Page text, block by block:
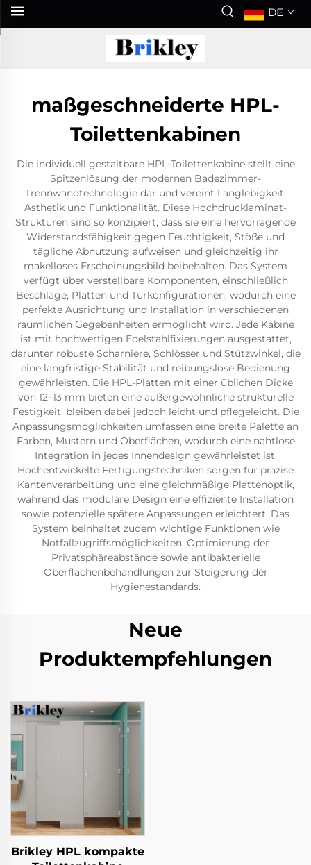
DE
maßgeschneiderte HPL-
Toilettenkabinen
Die individuell gestaltbare HPL-Toilettenkabine stellt eine
Spitzenlösung der modernen Badezimmer-
Trennwandtechnologie dar und vereint Langlebigkeit,
Ästhetik und Funktionalität. Diese Hochdrucklaminat-
Strukturen sind so konzipiert, dass sie eine hervorragende
Widerstandsfähigkeit gegen Feuchtigkeit, Stöße und
tägliche Abnutzung aufweisen und gleichzeitig ihr
makelloses Erscheinungsbild beibehalten. Das System
verfügt über verstellbare Komponenten, einschließlich
Beschläge, Platten und Türkonfigurationen, wodurch eine
perfekte Ausrichtung und Installation in verschiedenen
räumlichen Gegebenheiten ermöglicht wird. Jede Kabine
ist mit hochwertigen Edelstahlfixierungen ausgestattet,
darunter robuste Scharniere, Schlösser und Stützwinkel, die
eine langfristige Stabilität und reibungslose Bedienung
gewährleisten. Die HPL-Platten mit einer üblichen Dicke
von 12–13 mm bieten eine außergewöhnliche strukturelle
Festigkeit, bleiben dabei jedoch leicht und pflegeleicht. Die
Anpassungsmöglichkeiten umfassen eine breite Palette an
Farben, Mustern und Oberflächen, wodurch eine nahtlose
Integration in jedes Innendesign gewährleistet ist.
Hochentwickelte Fertigungstechniken sorgen für präzise
Kantenverarbeitung und eine gleichmäßige Plattenoptik,
während das modulare Design eine effiziente Installation
sowie potenzielle spätere Anpassungen erleichtert. Das
System beinhaltet zudem wichtige Funktionen wie
Notfallzugriffsmöglichkeiten, Optimierung der
Privatsphäreabstände sowie antibakterielle
Oberflächenbehandlungen zur Steigerung der
Hygienestandards.
Neue
Produktempfehlungen
Brikley HPL kompakte